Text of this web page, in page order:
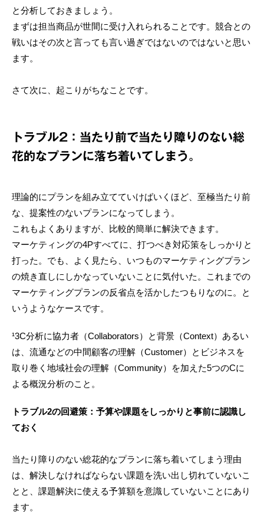
と分析しておきましょう。
まずは担当商品が世間に受け入れられることです。競合との
戦いはその次と言っても言い過ぎではないのではないと思い
ます。
さて次に、起こりがちなことです。
トラブル2：当たり前で当たり障りのない総
花的なプランに落ち着いてしまう。
理論的にプランを組み立てていけばいくほど、至極当たり前
な、提案性のないプランになってしまう。
これもよくありますが、比較的簡単に解決できます。
マーケティングの4Pすべてに、打つべき対応策をしっかりと
打った。でも、よく見たら、いつものマーケティングプラン
の焼き直しにしかなっていないことに気付いた。これまでの
マーケティングプランの反省点を活かしたつもりなのに。と
いうようなケースです。
¹3C分析に協力者（Collaborators）と背景（Context）あるい
は、流通などの中間顧客の理解（Customer）とビジネスを
取り巻く地域社会の理解（Community）を加えた5つのCに
よる概況分析のこと。
トラブル2の回避策：予算や課題をしっかりと事前に認識し
ておく
当たり障りのない総花的なプランに落ち着いてしまう理由
は、解決しなければならない課題を洗い出し切れていないこ
とと、課題解決に使える予算額を意識していないことにあり
ます。